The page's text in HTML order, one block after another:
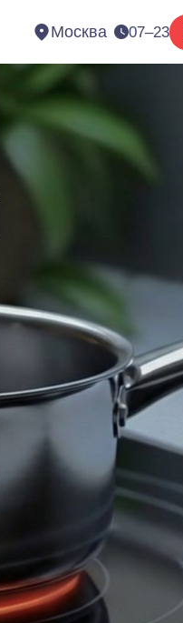
Москва 07–23